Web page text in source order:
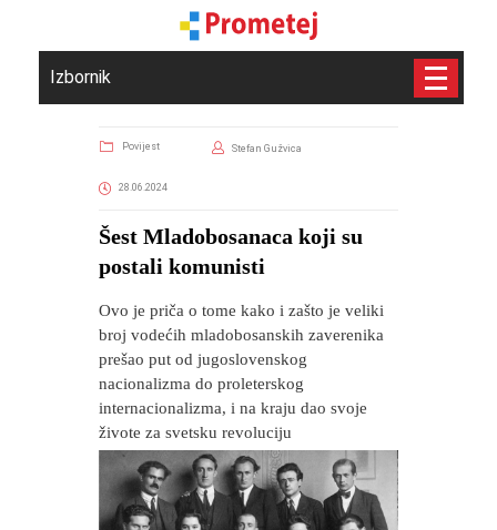
Izbornik
Povijest Stefan Gužvica
28.06.2024
Šest Mladobosanaca koji su
postali komunisti
Ovo je priča o tome kako i zašto je veliki
broj vodećih mladobosanskih zaverenika
prešao put od jugoslovenskog
nacionalizma do proleterskog
internacionalizma, i na kraju dao svoje
živote za svetsku revoluciju